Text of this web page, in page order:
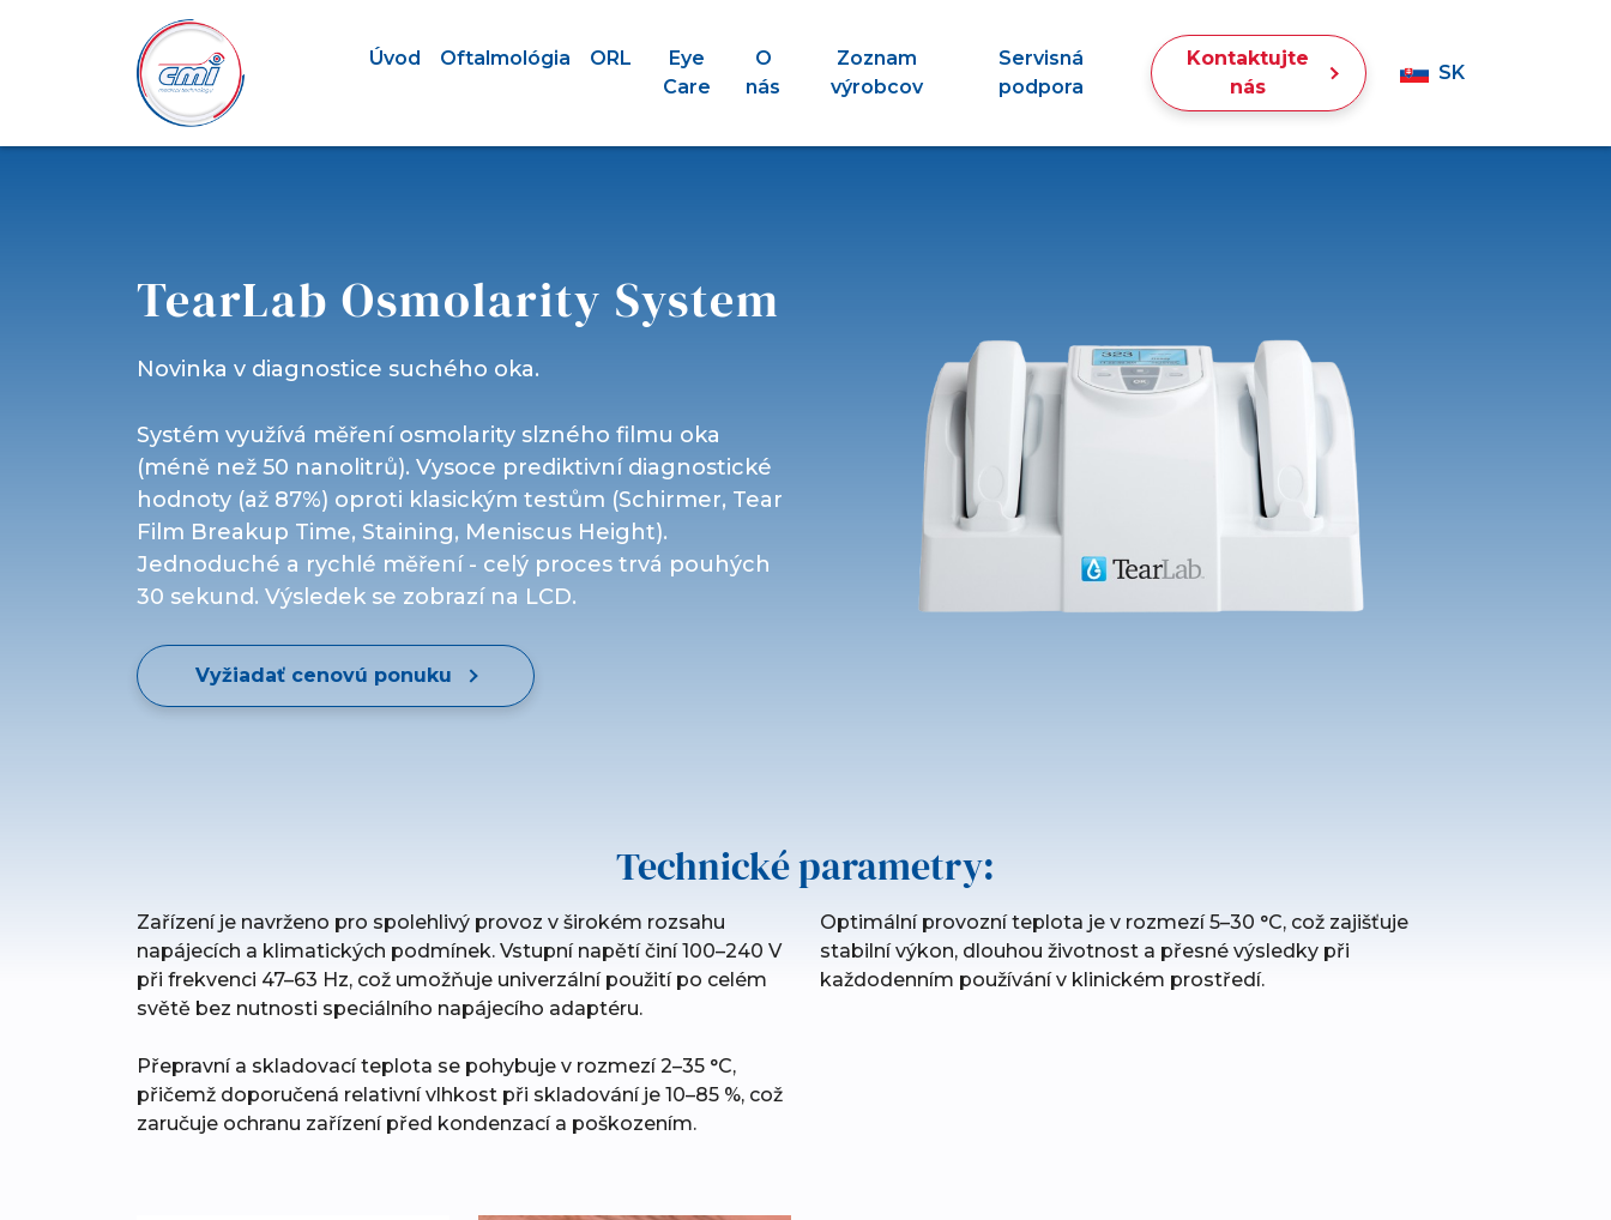
SK
Úvod Oftalmológia ORL
Eye
Care
O
nás
Zoznam
výrobcov
Servisná
podpora
Kontaktujte
nás
TearLab Osmolarity System
Novinka v diagnostice suchého oka.
Systém využívá měření osmolarity slzného filmu oka
(méně než 50 nanolitrů). Vysoce prediktivní diagnostické
hodnoty (až 87%) oproti klasickým testům (Schirmer, Tear
Film Breakup Time, Staining, Meniscus Height).
Jednoduché a rychlé měření - celý proces trvá pouhých
30 sekund. Výsledek se zobrazí na LCD.
Vyžiadať cenovú ponuku
Technické parametry:
Zařízení je navrženo pro spolehlivý provoz v širokém rozsahu
napájecích a klimatických podmínek. Vstupní napětí činí 100–240 V
při frekvenci 47–63 Hz, což umožňuje univerzální použití po celém
světě bez nutnosti speciálního napájecího adaptéru.
Přepravní a skladovací teplota se pohybuje v rozmezí 2–35 °C,
přičemž doporučená relativní vlhkost při skladování je 10–85 %, což
zaručuje ochranu zařízení před kondenzací a poškozením.
Optimální provozní teplota je v rozmezí 5–30 °C, což zajišťuje
stabilní výkon, dlouhou životnost a přesné výsledky při
každodenním používání v klinickém prostředí.